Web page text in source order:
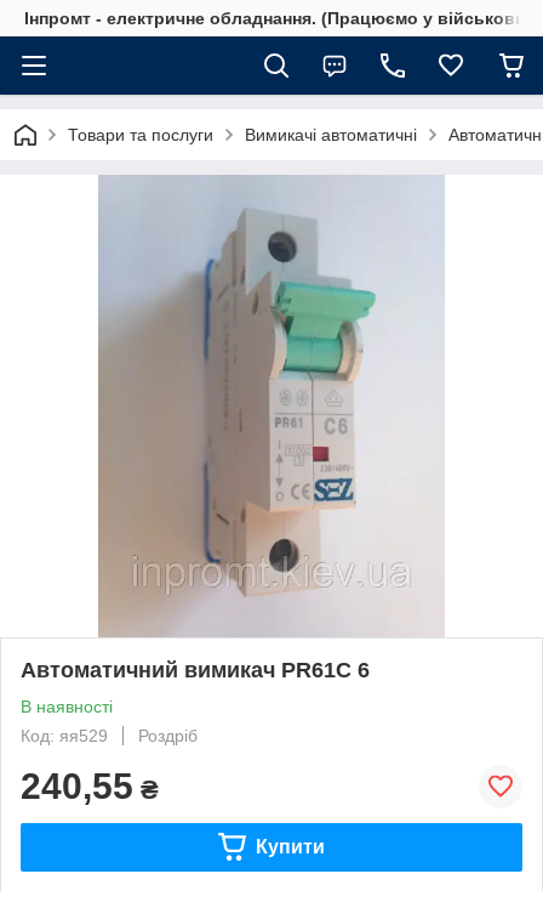
Інпромт - електричне обладнання. (Працюємо у військовий
Товари та послуги Вимикачі автоматичні
Автоматичний вимикач PR61С 6
В наявності
Код: яя529
Роздріб
240,55 ₴
Купити